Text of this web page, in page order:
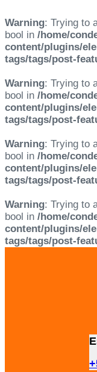
Warning: Trying to
bool in /home/
content/plugins/
tags/tags/post-
Warning: Trying to
bool in /home/
content/plugins/
tags/tags/post-
Warning: Trying to
bool in /home/
content/plugins/
tags/tags/post-
Warning: Trying to
bool in /home/
content/plugins/
tags/tags/post-